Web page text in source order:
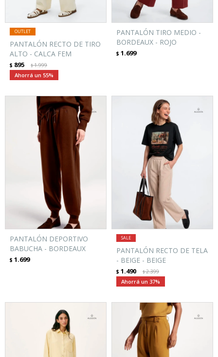
PANTALÓN RECTO DE TIRO
ALTO - CALCA FEM
$ 895 $1.999
55
PANTALÓN TIRO MEDIO -
BORDEAUX - ROJO
$ 1.699
PANTALÓN DEPORTIVO
BABUCHA - BORDEAUX
$ 1.699
PANTALÓN RECTO DE TELA
- BEIGE - BEIGE
$ 1.490 $2.399
37